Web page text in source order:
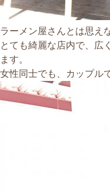
ラーメン屋さんとは思え
とても綺麗な店内で、広
ます。
女性同士でも、カップル